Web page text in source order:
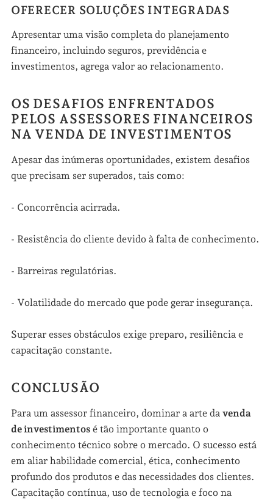
OFERECER SOLUÇÕES INTEGRADAS
Apresentar uma visão completa do planejamento
financeiro, incluindo seguros, previdência e
investimentos, agrega valor ao relacionamento.
OS DESAFIOS ENFRENTADOS
PELOS ASSESSORES FINANCEIROS
NA VENDA DE INVESTIMENTOS
Apesar das inúmeras oportunidades, existem desafios
que precisam ser superados, tais como:
- Concorrência acirrada.
- Resistência do cliente devido à falta de conhecimento.
- Barreiras regulatórias.
- Volatilidade do mercado que pode gerar insegurança.
Superar esses obstáculos exige preparo, resiliência e
capacitação constante.
CONCLUSÃO
Para um assessor financeiro, dominar a arte da venda
de investimentosé tão importante quanto o
conhecimento técnico sobre o mercado. O sucesso está
em aliar habilidade comercial, ética, conhecimento
profundo dos produtos e das necessidades dos clientes.
Capacitação contínua, uso de tecnologia e foco na